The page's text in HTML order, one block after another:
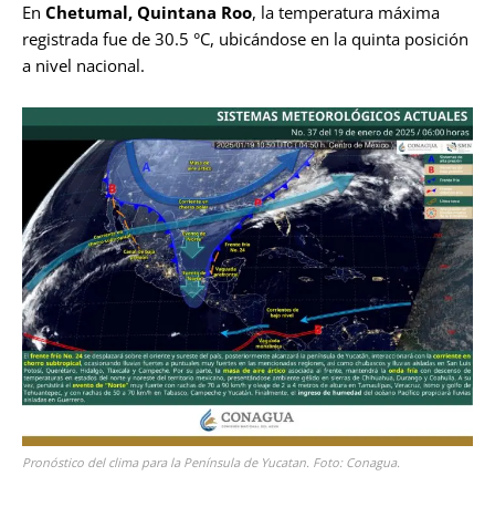
En Chetumal, Quintana Roo, la temperatura máxima
registrada fue de 30.5 °C, ubicándose en la quinta posición
a nivel nacional.
Pronóstico del clima para la Península de Yucatan. Foto: Conagua.